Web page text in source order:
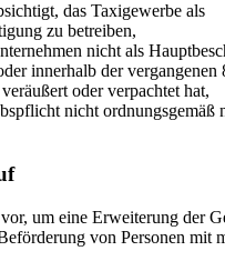
das Taxigewerbe als
zu betreiben,
nicht als
innerhalb der vergangenen
oder verpachtet hat,
nicht ordnungsgemäß
um eine Erweiterung der
von Personen mit